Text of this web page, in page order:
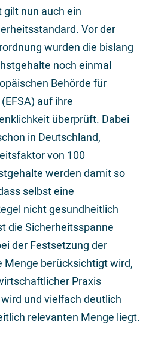
nun auch ein
Vor der
wurden die bislang
noch einmal
Behörde für
auf ihre
überprüft. Dabei
in Deutschland,
von 100
werden damit so
selbst eine
nicht gesundheitlich
die Sicherheitsspanne
der Festsetzung der
Menge berücksichtigt wird,
Praxis
und vielfach deutlich
relevanten Menge liegt.